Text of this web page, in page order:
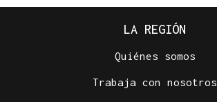
LA REGIÓN
Quiénes somos
Trabaja con nosotros